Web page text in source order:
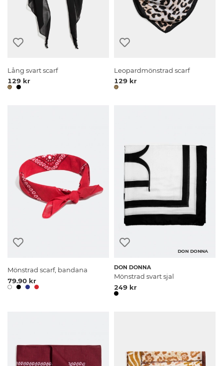
Lång svart scarf
129 kr
Leopardmönstrad scarf
129 kr
Mönstrad scarf, bandana
79.90 kr
DON DONNA
DON DONNA
Mönstrad svart sjal
249 kr